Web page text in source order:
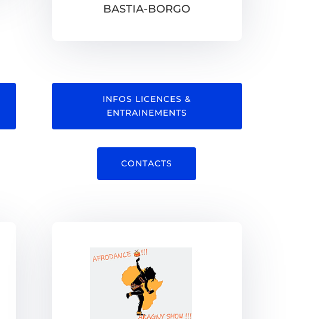
BASTIA-BORGO
INFOS LICENCES &
ENTRAINEMENTS
CONTACTS